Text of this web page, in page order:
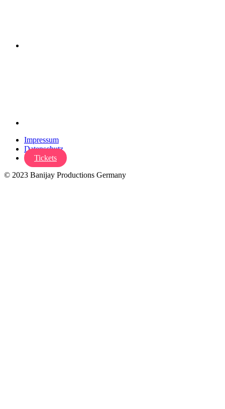
Impressum
Datenschutz
Tickets
© 2023 Banijay Productions Germany